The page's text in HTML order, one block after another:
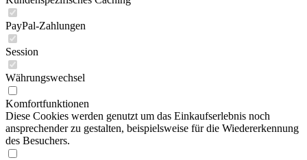
PayPal-Zahlungen
Session
Währungswechsel
Komfortfunktionen
Diese Cookies werden genutzt um das Einkaufserlebnis noch
ansprechender zu gestalten, beispielsweise für die Wiedererkennung
des Besuchers.